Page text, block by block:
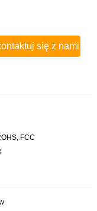
się z nami
FCC